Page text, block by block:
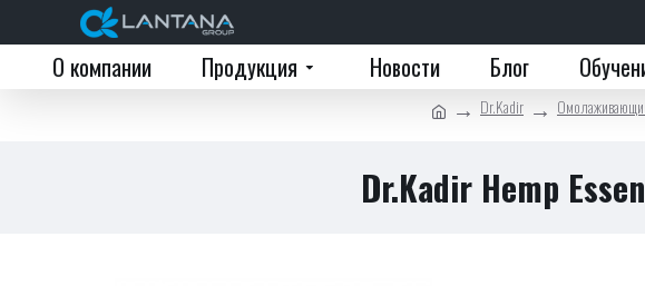
О компании Продукция Новости Блог
Dr.Kadir
Dr.Kadir Hemp